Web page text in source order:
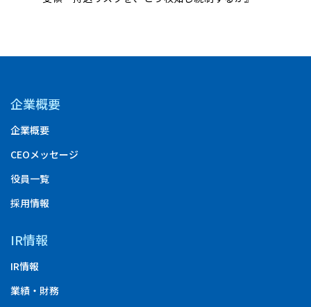
企業概要
企業概要
CEOメッセージ
役員一覧
採用情報
IR情報
IR情報
業績・財務